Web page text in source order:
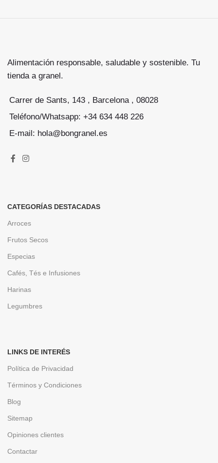
Alimentación responsable, saludable y sostenible. Tu
tienda a granel.
Carrer de Sants, 143 , Barcelona , 08028
Teléfono/Whatsapp: +34 634 448 226
E-mail: hola@bongranel.es
CATEGORÍAS DESTACADAS
Arroces
Frutos Secos
Especias
Cafés, Tés e Infusiones
Harinas
Legumbres
LINKS DE INTERÉS
Política de Privacidad
Términos y Condiciones
Blog
Sitemap
Opiniones clientes
Contactar